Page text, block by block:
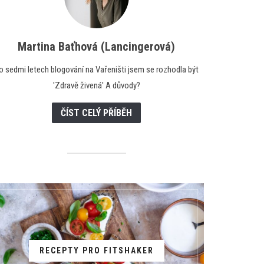
Martina Baťhová (Lancingerová)
sedmi letech blogování na Vařeništi jsem se rozhodla být
'Zdravě živená' A důvody?
ČÍST CELÝ PŘÍBĚH
RECEPTY PRO FITSHAKER